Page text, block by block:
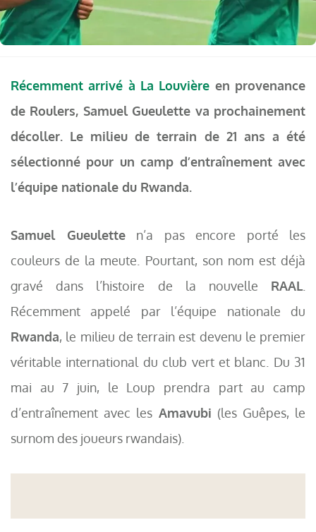
Récemment arrivé à La Louvière en provenance
de Roulers, Samuel Gueulette va prochainement
décoller. Le milieu de terrain de 21 ans a été
sélectionné pour un camp d’entraînement avec
l’équipe nationale du Rwanda.
Samuel Gueuletten’a pas encore porté les
couleurs de la meute. Pourtant, son nom est déjà
gravé dans l’histoire de la nouvelle RAAL
Récemment appelé par l’équipe nationale du
Rwanda, le milieu de terrain est devenu le premier
véritable international du club vert et blanc. Du 31
mai au 7 juin, le Loup prendra part au camp
d’entraînement avec les Amavubi (les Guêpes, le
surnom des joueurs rwandais).